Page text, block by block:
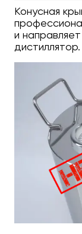
Конусная
и
дистиллятор.